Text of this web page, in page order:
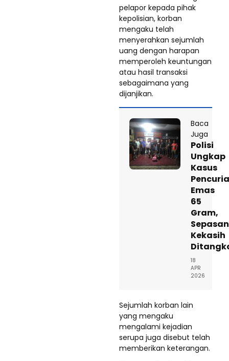
pelapor kepada pihak
kepolisian, korban
mengaku telah
menyerahkan sejumlah
uang dengan harapan
memperoleh keuntungan
atau hasil transaksi
sebagaimana yang
dijanjikan.
Baca
Juga
Polisi
Ungkap
Kasus
Emas
65
Gram,
Kekasih
18
APR
2026
Sejumlah korban lain
yang mengaku
mengalami kejadian
serupa juga disebut telah
memberikan keterangan.